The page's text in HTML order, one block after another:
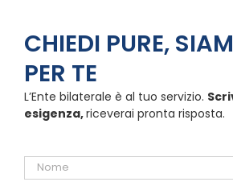
CHIEDI PURE,
PER TE
L’Ente bilaterale è al tuo servizio.
esigenza,riceverai pronta risposta.